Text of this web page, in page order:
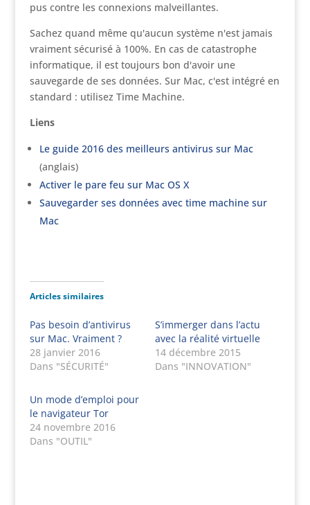
pus contre les connexions malveillantes.
Sachez quand même qu'aucun système n'est jamais
vraiment sécurisé à 100%. En cas de catastrophe
informatique, il est toujours bon d'avoir une
sauvegarde de ses données. Sur Mac, c'est intégré en
standard : utilisez Time Machine.
Liens
Le guide 2016 des meilleurs antivirus sur Mac
(anglais)
Activer le pare feu sur Mac OS X
Sauvegarder ses données avec time machine sur
Mac
Articles similaires
Pas besoin d’antivirus
sur Mac. Vraiment ?
28 janvier 2016
Dans "SÉCURITÉ"
S’immerger dans l’actu
avec la réalité virtuelle
14 décembre 2015
Dans "INNOVATION"
Un mode d’emploi pour
le navigateur Tor
24 novembre 2016
Dans "OUTIL"